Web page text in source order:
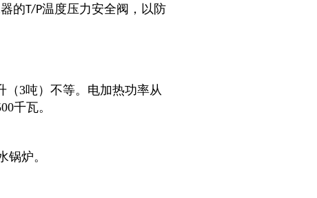
的T/P温度压力安全阀，以防
（3吨）不等。电加热功率从
千瓦。
锅炉。